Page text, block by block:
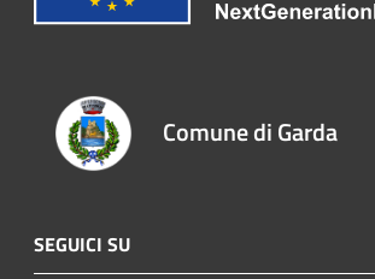
Comune di Garda
SEGUICI SU